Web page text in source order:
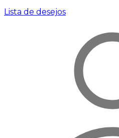
Lista de desejos